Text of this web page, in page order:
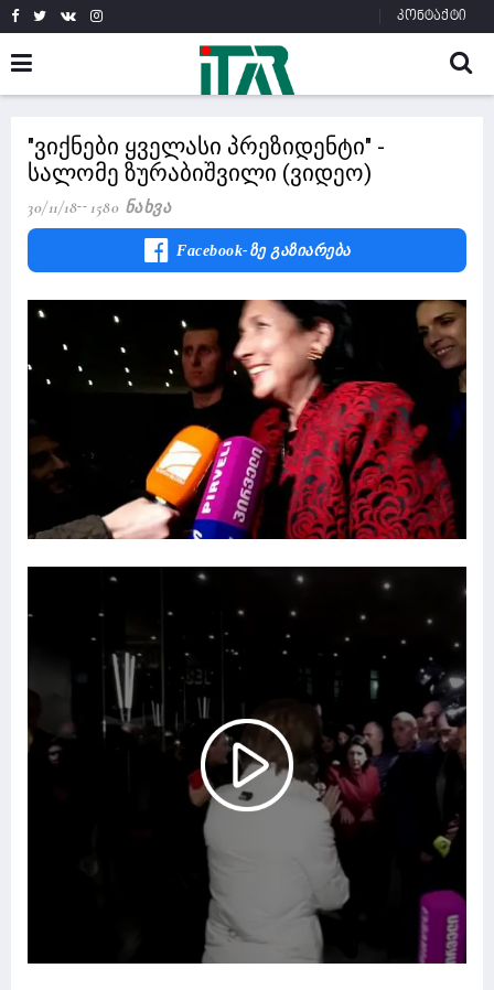
კონტაქტი
"ვიქნები ყველასი პრეზიდენტი" -
სალომე ზურაბიშვილი (ვიდეო)
30/11/18 1580 Ნახვა
Facebook-Ზე Გაზიარება